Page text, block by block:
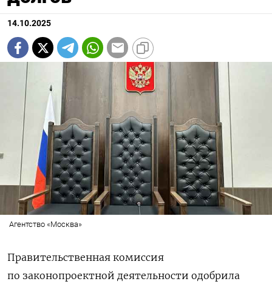
14.10.2025
Агентство «Москва»
Правительственная комиссия
по законопроектной деятельности одобрила